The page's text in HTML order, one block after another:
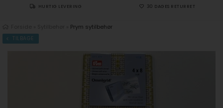
HURTIG LEVERING 30 DAGES RETURRET
Prym sytilbehør
TILBAGE